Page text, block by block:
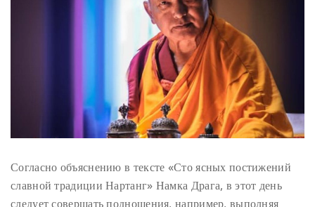
Согласно объяснению в тексте «Сто ясных постижений
славной традиции Нартанг» Намка Драга, в этот день
следует совершать подношения, например, выполняя